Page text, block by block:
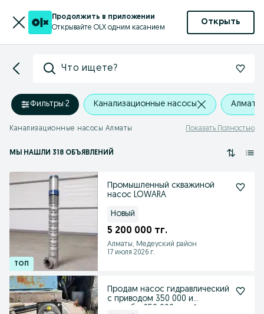
Продолжить в приложении
Открывайте OLX одним касанием
Открыть
Что ищете?
Фильтры·2 Канализационные насосы Алматы
Канализационные насосы Алматы Показать Полностью
МЫ НАШЛИ 318 ОБЪЯВЛЕНИЙ
Промышленный скважиной
насос LOWARA
Новый
5 200 000 тг.
Алматы, Медеуский район
17 июля 2026 г.
Продам насос гидравлический
с приводом 350 000 и